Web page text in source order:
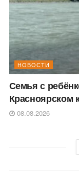
НОВОСТИ
Семья с
Красноярском
08.08.2026